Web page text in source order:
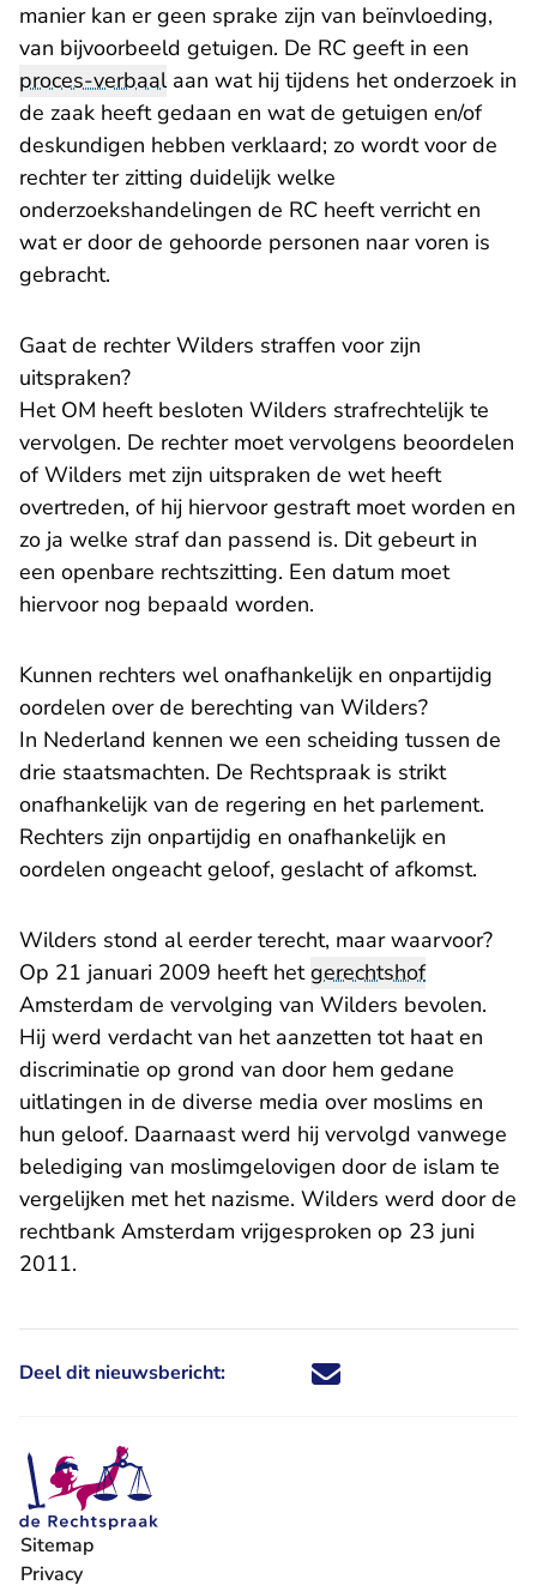
manier kan er geen sprake zijn van beïnvloeding,
van bijvoorbeeld getuigen. De RC geeft in een
proces-verbaalaan wat hij tijdens het onderzoek in
de zaak heeft gedaan en wat de getuigen en/of
deskundigen hebben verklaard; zo wordt voor de
rechter ter zitting duidelijk welke
onderzoekshandelingen de RC heeft verricht en
wat er door de gehoorde personen naar voren is
gebracht.
Gaat de rechter Wilders straffen voor zijn
uitspraken?
Het OM heeft besloten Wilders strafrechtelijk te
vervolgen. De rechter moet vervolgens beoordelen
of Wilders met zijn uitspraken de wet heeft
overtreden, of hij hiervoor gestraft moet worden en
zo ja welke straf dan passend is. Dit gebeurt in
een openbare rechtszitting. Een datum moet
hiervoor nog bepaald worden.
Kunnen rechters wel onafhankelijk en onpartijdig
oordelen over de berechting van Wilders?
In Nederland kennen we een scheiding tussen de
drie staatsmachten. De Rechtspraak is strikt
onafhankelijk van de regering en het parlement.
Rechters zijn onpartijdig en onafhankelijk en
oordelen ongeacht geloof, geslacht of afkomst.
Wilders stond al eerder terecht, maar waarvoor?
Op 21 januari 2009 heeft hetgerechtshof
Amsterdam de vervolging van Wilders bevolen.
Hij werd verdacht van het aanzetten tot haat en
discriminatie op grond van door hem gedane
uitlatingen in de diverse media over moslims en
hun geloof. Daarnaast werd hij vervolgd vanwege
belediging van moslimgelovigen door de islam te
vergelijken met het nazisme. Wilders werd door de
rechtbank Amsterdam vrijgesproken op 23 juni
2011.
Deel dit nieuwsbericht: Deel dit nieuwsbericht via X -
Deel dit nieuwsbericht via
Deel dit nieuwsbericht
Deel dit
Sitemap
Privacy